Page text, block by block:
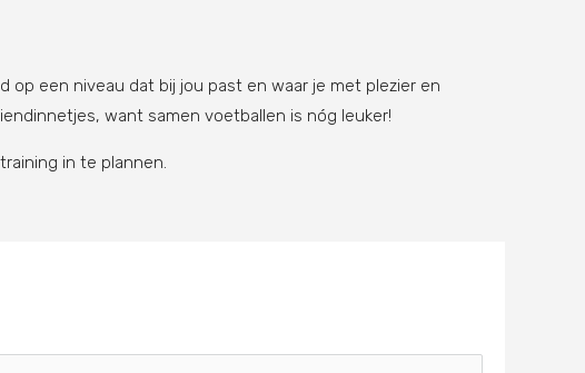
op een niveau dat bij jou past en waar je met plezier en
want samen voetballen is nóg leuker!
in te plannen.